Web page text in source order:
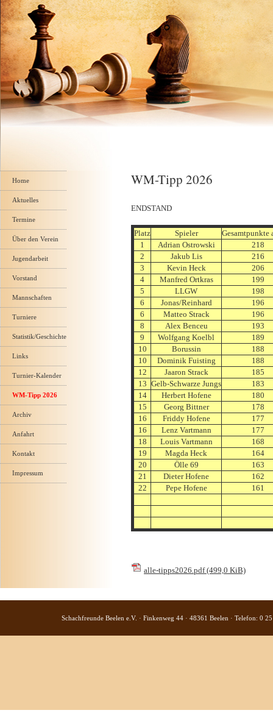
WM-Tipp 2026
ENDSTAND
Platz Spieler
Gesamtpunkte
1
Adrian Ostrowski
218
2
Jakub Lis
216
3
Kevin Heck
206
4
Manfred Ortkras
199
5
LLGW
198
6
Jonas/Reinhard
196
6
Matteo Strack
196
8
Alex Benceu
193
9
Wolfgang Koelbl
189
10
Borussin
188
10
Dominik Fuisting
188
12
Jaaron Strack
185
13 Gelb-Schwarze Jungs
183
14
Herbert Hofene
180
15
Georg Bittner
178
16
Friddy Hofene
177
16
Lenz Vartmann
177
18
Louis Vartmann
168
19
Magda Heck
164
20
Ölle 69
163
21
Dieter Hofene
162
22
Pepe Hofene 161
alle-tipps2026.pdf(499,0 KiB)
Navigation
überspringen
Home
Aktuelles
Termine
Über den Verein
Jugendarbeit
Vorstand
Mannschaften
Turniere
Statistik/Geschichte
Links
Turnier-Kalender
WM-Tipp 2026
Archiv
Anfahrt
Kontakt
Impressum
Schachfreunde Beelen e.V. · Finkenweg 44 · 48361 Beelen · Telefon: 0